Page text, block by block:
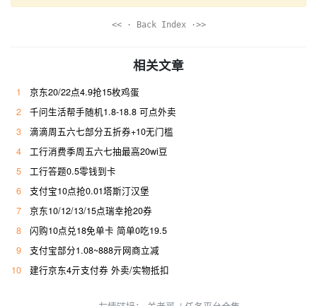
<< · Back Index ·>>
相关文章
1
京东20/22点4.9抢15枚鸡蛋
2
千问生活帮手随机1.8-18.8 可点外卖
3
滴滴周五六七部分五折券+10无门槛
4
工行消费季周五六七抽最高20wi豆
5
工行答题0.5零钱到卡
6
支付宝10点抢0.01塔斯汀汉堡
7
京东10/12/13/15点瑞幸抢20券
8
闪购10点兑18免单卡 简单0吃19.5
9
支付宝部分1.08~888亓网商立减
10
建行京东4亓支付券 外卖/实物抵扣